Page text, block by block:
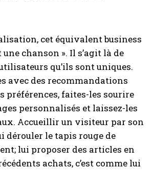
cet équivalent business
une chanson ». Il s’agit là de
qu’ils sont uniques.
avec des recommandations
préférences, faites-les sourire
personnalisés et laissez-les
Accueillir un visiteur par son
dérouler le tapis rouge de
lui proposer des articles en
achats, c’est comme lui